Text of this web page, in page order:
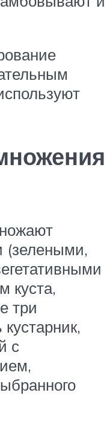
(зелеными,
куста,
три
с